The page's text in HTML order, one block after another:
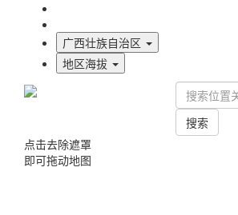
广西壮族自治区
地区海拔
搜索
点击去除遮罩
即可拖动地图